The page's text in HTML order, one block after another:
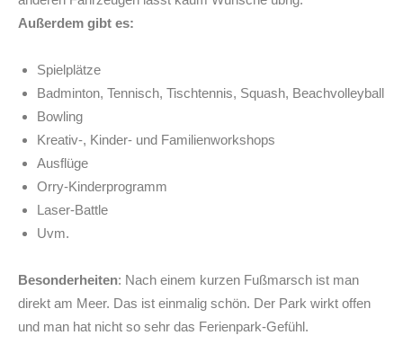
Außerdem gibt es:
Spielplätze
Badminton, Tennisch, Tischtennis, Squash, Beachvolleyball
Bowling
Kreativ-, Kinder- und Familienworkshops
Ausflüge
Orry-Kinderprogramm
Laser-Battle
Uvm.
Besonderheiten: Nach einem kurzen Fußmarsch ist man
direkt am Meer. Das ist einmalig schön. Der Park wirkt offen
und man hat nicht so sehr das Ferienpark-Gefühl.